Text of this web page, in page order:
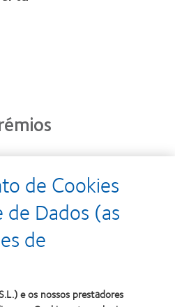
Learn
more
about
Produto
do
Ano
Contactoabout
de Cookies
Dados (as
de
e os nossos prestadores